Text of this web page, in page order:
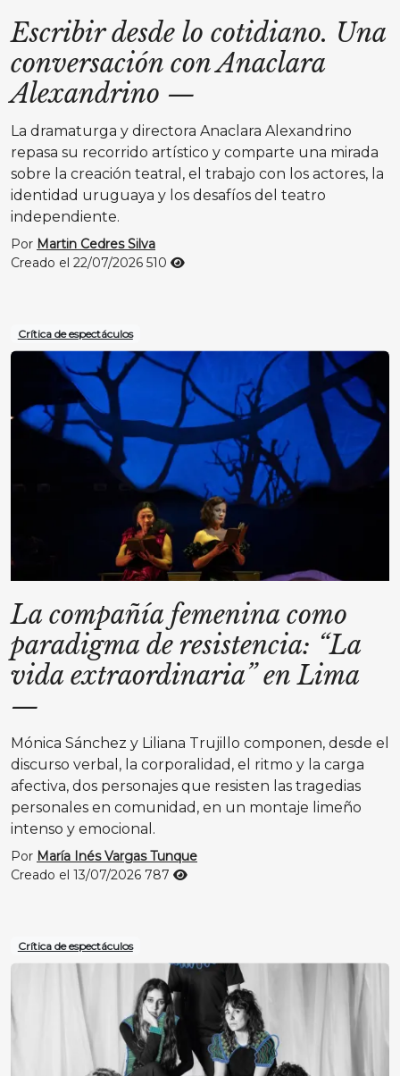
Escribir desde lo cotidiano. Una
conversación con Anaclara
Alexandrino —
La dramaturga y directora Anaclara Alexandrino
repasa su recorrido artístico y comparte una mirada
sobre la creación teatral, el trabajo con los actores, la
identidad uruguaya y los desafíos del teatro
independiente.
Por Martin Cedres Silva
Creado el 22/07/2026 510
Crítica de espectáculos
La compañía femenina como
paradigma de resistencia: “La
vida extraordinaria” en Lima
—
Mónica Sánchez y Liliana Trujillo componen, desde el
discurso verbal, la corporalidad, el ritmo y la carga
afectiva, dos personajes que resisten las tragedias
personales en comunidad, en un montaje limeño
intenso y emocional.
Por María Inés Vargas Tunque
Creado el 13/07/2026 787
Crítica de espectáculos